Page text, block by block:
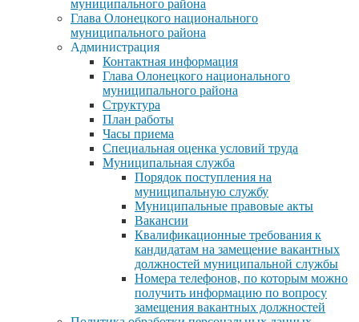
муниципального района
Глава Олонецкого национального
муниципального района
Администрация
Контактная информация
Глава Олонецкого национального
муниципального района
Структура
План работы
Часы приема
Специальная оценка условий труда
Муниципальная служба
Порядок поступления на
муниципальную службу
Муниципальные правовые акты
Вакансии
Квалификационные требования к
кандидатам на замещение вакантных
должностей муниципальной службы
Номера телефонов, по которым можно
получить информацию по вопросу
замещения вакантных должностей